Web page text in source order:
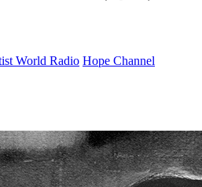
World Radio Hope Channel